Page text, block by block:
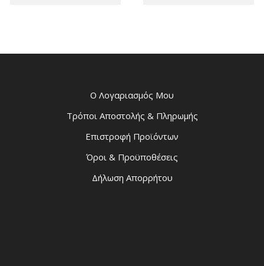
Ο Λογαριασμός Μου
Τρόποι Αποστολής & Πληρωμής
Επιστροφή Προϊόντων
Όροι & Προϋποθέσεις
Δήλωση Απορρήτου